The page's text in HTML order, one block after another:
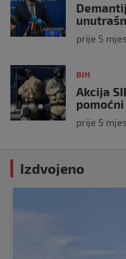
prije 5
BIH
Akcija
prije 5
Izdvojeno